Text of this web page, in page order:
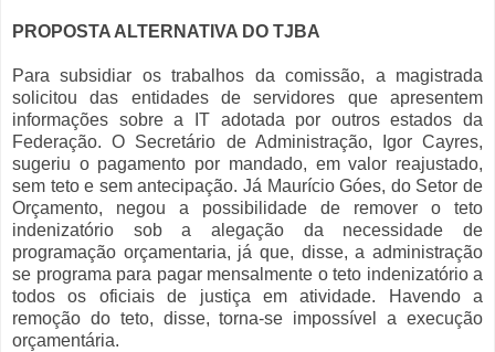
PROPOSTA ALTERNATIVA DO TJBA
Para subsidiar os trabalhos da comissão, a magistrada
solicitou das entidades de servidores que apresentem
informações sobre a IT adotada por outros estados da
Federação. O Secretário de Administração, Igor Cayres,
sugeriu o pagamento por mandado, em valor reajustado,
sem teto e sem antecipação. Já Maurício Góes, do Setor de
Orçamento, negou a possibilidade de remover o teto
indenizatório sob a alegação da necessidade de
programação orçamentaria, já que, disse, a administração
se programa para pagar mensalmente o teto indenizatório a
todos os oficiais de justiça em atividade. Havendo a
remoção do teto, disse, torna-se impossível a execução
orçamentária.